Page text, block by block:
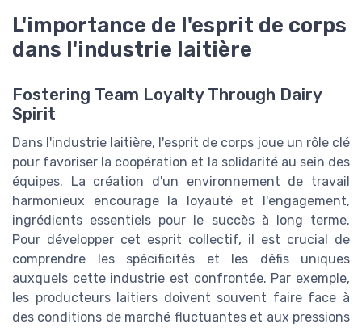
L'importance de l'esprit de corps
dans l'industrie laitière
Fostering Team Loyalty Through Dairy
Spirit
Dans l'industrie laitière, l'esprit de corps joue un rôle clé
pour favoriser la coopération et la solidarité au sein des
équipes. La création d'un environnement de travail
harmonieux encourage la loyauté et l'engagement,
ingrédients essentiels pour le succès à long terme.
Pour développer cet esprit collectif, il est crucial de
comprendre les spécificités et les défis uniques
auxquels cette industrie est confrontée. Par exemple,
les producteurs laitiers doivent souvent faire face à
des conditions de marché fluctuantes et aux pressions